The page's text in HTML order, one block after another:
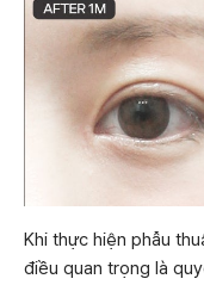
Khi thực hiện phẫu
điều quan trọng là